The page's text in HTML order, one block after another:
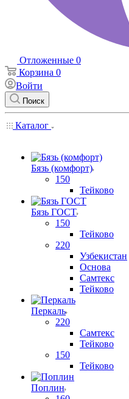
Отложенные 0
Корзина 0
Войти
Поиск
Каталог
Бязь (комфорт)
150
Тейково
Бязь ГОСТ
150
Тейково
220
Узбекистан
Основа
Самтекс
Тейково
Перкаль
220
Самтекс
Тейково
150
Тейково
Поплин